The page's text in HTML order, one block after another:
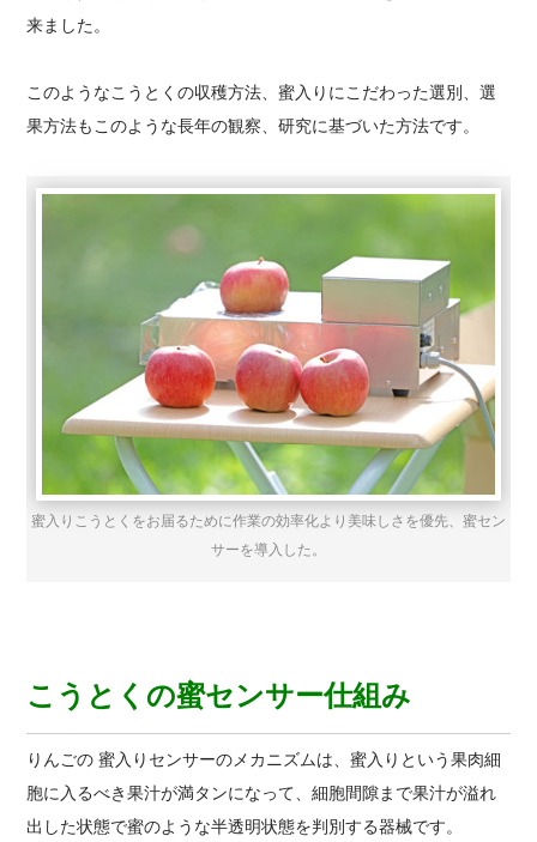
来ました。
このようなこうとくの収穫方法、蜜入りにこだわった選別、選
果方法もこのような長年の観察、研究に基づいた方法です。
蜜入りこうとくをお届るために作業の効率化より美味しさを優先、蜜セン
サーを導入した。
こうとくの蜜センサー仕組み
りんごの 蜜入りセンサーのメカニズムは、蜜入りという果肉細
胞に入るべき果汁が満タンになって、細胞間隙まで果汁が溢れ
出した状態で蜜のような半透明状態を判別する器械です。